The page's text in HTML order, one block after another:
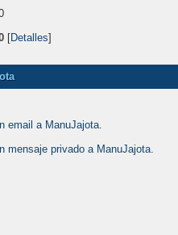
[Detalles]
email a ManuJajota.
mensaje privado a ManuJajota.